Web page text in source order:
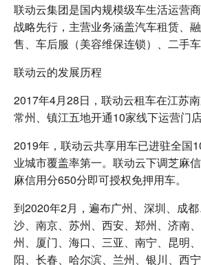
联动云集团是国内规模级车生活运营
战略先行，主营业务涵盖汽车租赁、
售、车后服（美容维保连锁）、二手车
联动云的发展历程
2017年4月28日，联动云租车在江苏南
常州、镇江五地开通10家线下运营门店
2019年，联动云共享用车已进驻全国
业城市覆盖率第一。联动云下调芝麻
麻信用分650分即可授权免押用车。
到2020年2月，遍布广州、深圳、成
沙、南京、苏州、西安、郑州、济南
州、厦门、海口、三亚、南宁、昆明
阳、长春、哈尔滨、兰州、银川、西